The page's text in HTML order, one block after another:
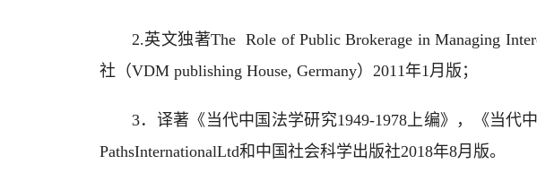
2.英文独著The Role of Public Brokerage in Managing
社（VDM publishing House, Germany）2011年1月版；
3．译著《当代中国法学研究1949-1978上编》，《当代
PathsInternationalLtd和中国社会科学出版社2018年8月版。